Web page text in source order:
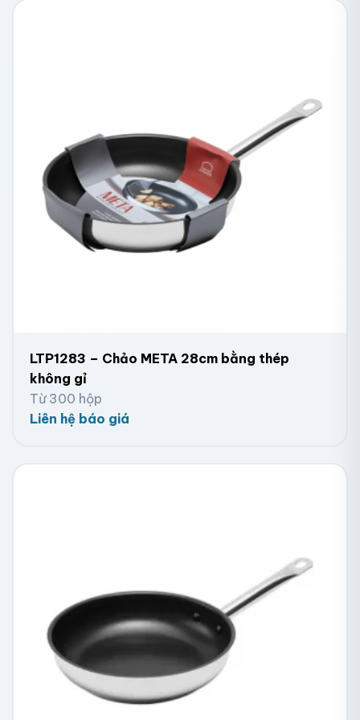
LTP1283 – Chảo META 28cm bằng thép
không gỉ
Từ 300 hộp
Liên hệ báo giá